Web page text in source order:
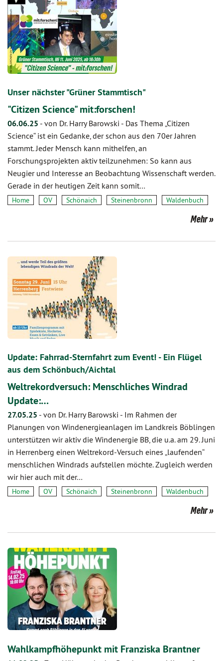
Unser nächster "Grüner Stammtisch"
"Citizen Science" mit:forschen!
06.06.25 - von Dr. Harry Barowski - Das Thema „Citizen
Science“ ist ein Gedanke, der schon aus den 70er Jahren
stammt. Jeder Mensch kann mithelfen, an
Forschungsprojekten aktiv teilzunehmen: So kann aus
Neugier und Interesse an Beobachtung Wissenschaft werden.
Gerade in der heutigen Zeit kann somit…
Home OV Schönaich Steinenbronn Waldenbuch
Mehr
Update: Fahrrad-Sternfahrt zum Event! - Ein Flügel
aus dem Schönbuch/Aichtal
Weltrekordversuch: Menschliches Windrad
Update:…
27.05.25 - von Dr. Harry Barowski - Im Rahmen der
Planungen von Windenergieanlagen im Landkreis Böblingen
unterstützen wir aktiv die Windenergie BB, die u.a. am 29. Juni
in Herrenberg einen Weltrekord-Versuch eines „laufenden“
menschlichen Windrads aufstellen möchte. Zugleich werden
wir hier auch mit der…
Home OV Schönaich Steinenbronn Waldenbuch
Mehr
Wahlkampfhöhepunkt mit Franziska Brantner